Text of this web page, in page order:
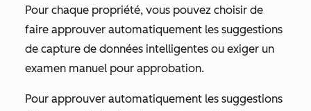
Pour chaque propriété, vous pouvez choisir de
faire approuver automatiquement les suggestions
de capture de données intelligentes ou exiger un
examen manuel pour approbation.
Pour approuver automatiquement les suggestions